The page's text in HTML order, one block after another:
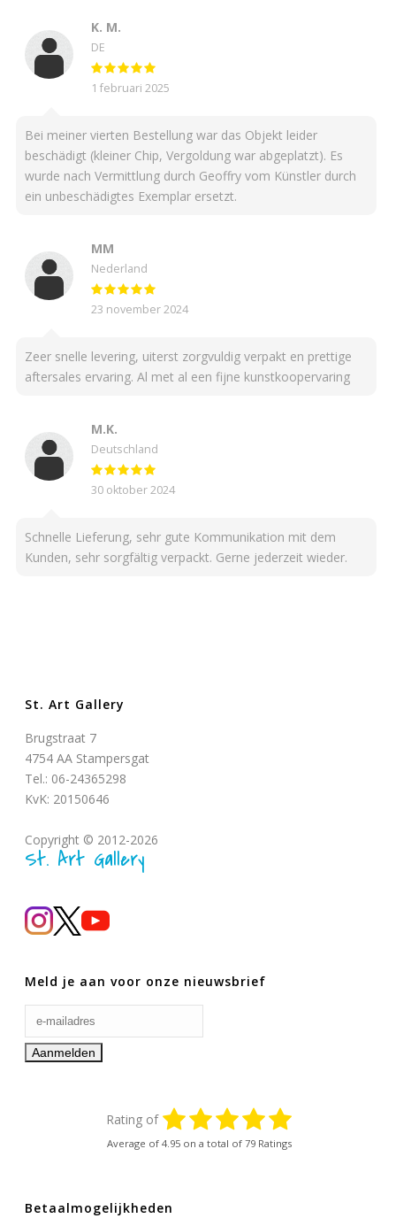
K. M.
DE
1 februari 2025
Bei meiner vierten Bestellung war das Objekt leider
beschädigt (kleiner Chip, Vergoldung war abgeplatzt). Es
wurde nach Vermittlung durch Geoffry vom Künstler durch
ein unbeschädigtes Exemplar ersetzt.
MM
Nederland
23 november 2024
Zeer snelle levering, uiterst zorgvuldig verpakt en prettige
aftersales ervaring. Al met al een fijne kunstkoopervaring
M.K.
Deutschland
30 oktober 2024
Schnelle Lieferung, sehr gute Kommunikation mit dem
Kunden, sehr sorgfältig verpackt. Gerne jederzeit wieder.
St. Art Gallery
Brugstraat 7
4754 AA Stampersgat
Tel.: 06-24365298
KvK: 20150646
Copyright © 2012-2026
St. Art Gallery
Meld je aan voor onze nieuwsbrief
Rating of
Average of 4.95 on a total of 79 Ratings
Betaalmogelijkheden